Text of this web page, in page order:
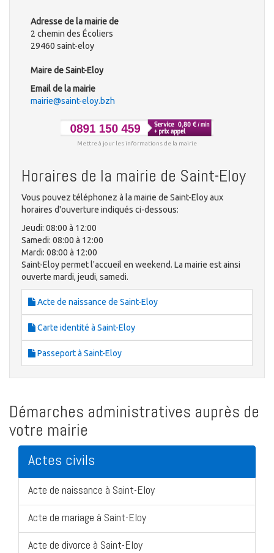
Adresse de la mairie de
2 chemin des Écoliers
29460 saint-eloy
Maire de Saint-Eloy
Email de la mairie
mairie@saint-eloy.bzh
Mettre à jour les informations de la mairie
Horaires de la mairie de Saint-Eloy
Vous pouvez téléphonez à la mairie de Saint-Eloy aux
horaires d'ouverture indiqués ci-dessous:
Jeudi: 08:00 à 12:00
Samedi: 08:00 à 12:00
Mardi: 08:00 à 12:00
Saint-Eloy permet l'accueil en weekend. La mairie est ainsi
ouverte mardi, jeudi, samedi.
Acte de naissance de Saint-Eloy
Carte identité à Saint-Eloy
Passeport à Saint-Eloy
Démarches administratives auprès de
votre mairie
Actes civils
Acte de naissance à Saint-Eloy
Acte de mariage à Saint-Eloy
Acte de divorce à Saint-Eloy